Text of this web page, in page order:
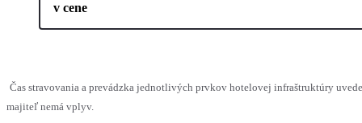
v cene
Čas stravovania a prevádzka jednotlivých prvkov hotelovej infraštruktúry
majiteľ nemá vplyv.